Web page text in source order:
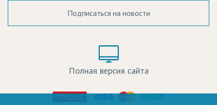
Подписаться на новости
Полная версия сайта